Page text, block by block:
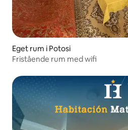
Eget rum i Potosi
Fristående rum med wifi